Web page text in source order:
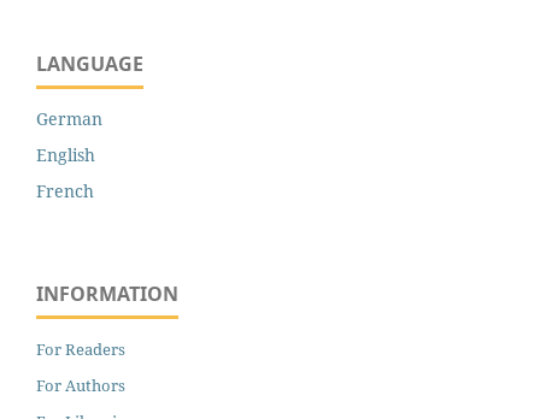
LANGUAGE
German
English
French
INFORMATION
For Readers
For Authors